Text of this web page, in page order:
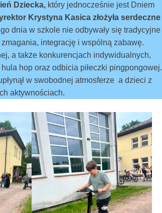
Dziecka,który jednocześnie jest Dniem
Krystyna Kasica złożyła serdeczne
dnia w szkole nie odbywały się tradycyjne
integrację i wspólną zabawę.
a także konkurencjach indywidualnych,
hop oraz odbicia piłeczki pingpongowej.
w swobodnej atmosferze a dzieci z
aktywnościach.